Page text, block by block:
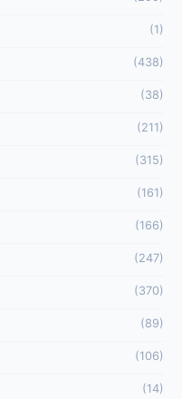
(1)
(438)
(38)
(211)
(315)
(161)
(166)
(247)
(370)
(89)
(106)
(14)